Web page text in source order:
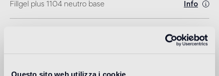
Fillgel plus 1104 neutro base Info